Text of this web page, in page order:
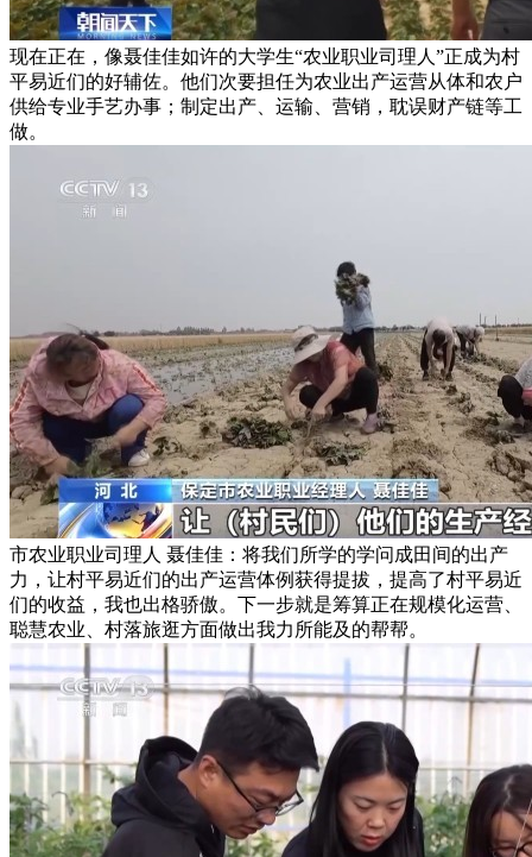
现在正在，像聂佳佳如许的大学生“农业职业司理人”正成为村
平易近们的好辅佐。他们次要担任为农业出产运营从体和农户
供给专业手艺办事；制定出产、运输、营销，耽误财产链等工
做。
市农业职业司理人 聂佳佳：将我们所学的学问成田间的出产
力，让村平易近们的出产运营体例获得提拔，提高了村平易近
们的收益，我也出格骄傲。下一步就是筹算正在规模化运营、
聪慧农业、村落旅逛方面做出我力所能及的帮帮。